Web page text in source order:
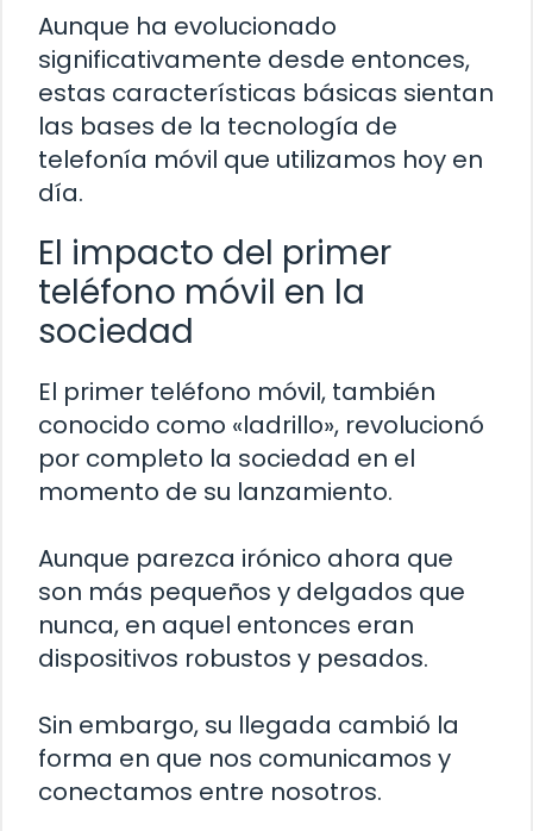
Aunque ha evolucionado
significativamente desde entonces,
estas características básicas sientan
las bases de la tecnología de
telefonía móvil que utilizamos hoy en
día.
El impacto del primer
teléfono móvil en la
sociedad
El primer teléfono móvil, también
conocido como «ladrillo», revolucionó
por completo la sociedad en el
momento de su lanzamiento.
Aunque parezca irónico ahora que
son más pequeños y delgados que
nunca, en aquel entonces eran
dispositivos robustos y pesados.
Sin embargo, su llegada cambió la
forma en que nos comunicamos y
conectamos entre nosotros.